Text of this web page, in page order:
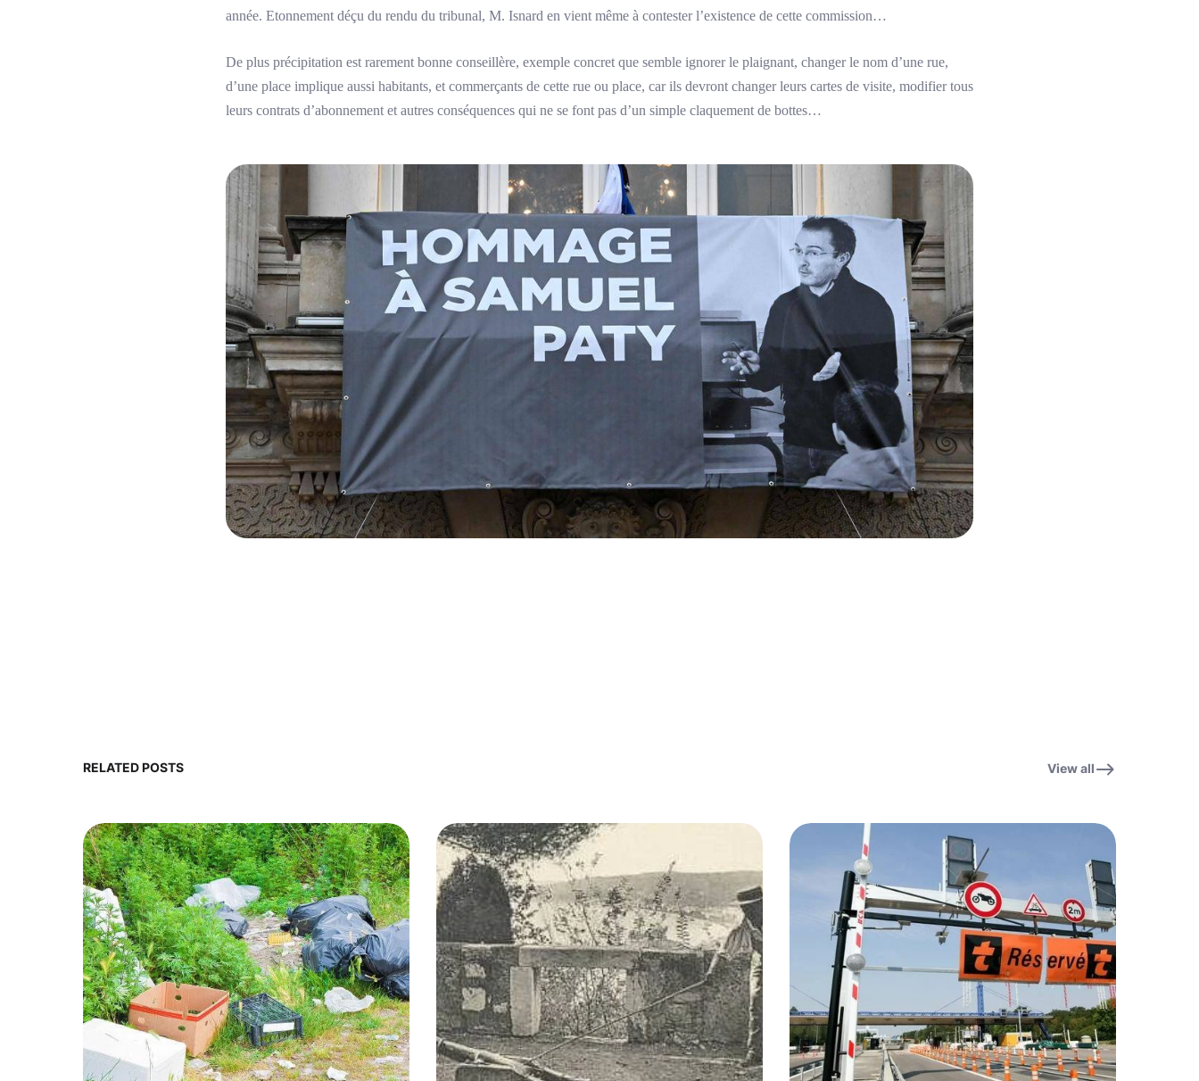
année. Etonnement déçu du rendu du tribunal, M. Isnard en vient même à contester l’existence de cette commission…
De plus précipitation est rarement bonne conseillère, exemple concret que semble ignorer le plaignant, changer le nom d’une rue,
d’une place implique aussi habitants, et commerçants de cette rue ou place, car ils devront changer leurs cartes de visite, modifier tous
leurs contrats d’abonnement et autres conséquences qui ne se font pas d’un simple claquement de bottes…
RELATED POSTS View all